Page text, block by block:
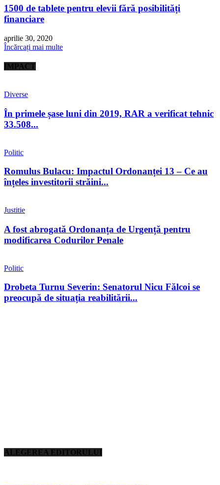
1500 de tablete pentru elevii fără posibilități
financiare
aprilie 30, 2020
Încărcați mai multe
IMPACT
Diverse
În primele șase luni din 2019, RAR a verificat tehnic
33.508...
Politic
Romulus Bulacu: Impactul Ordonanței 13 – Ce au
înțeles investitorii străini...
Justitie
A fost abrogată Ordonanța de Urgență pentru
modificarea Codurilor Penale
Politic
Drobeta Turnu Severin: Senatorul Nicu Fălcoi se
preocupă de situația reabilitării...
ALEGEREA EDITORULUI